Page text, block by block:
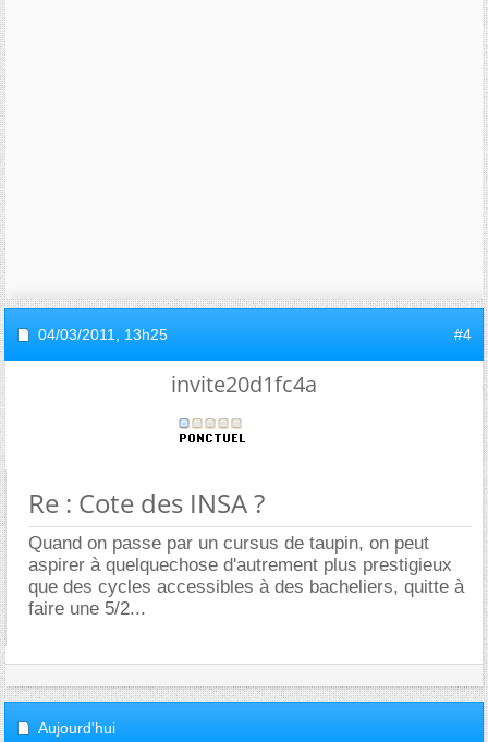
04/03/2011, 13h25 #4
invite20d1fc4a
Re : Cote des INSA ?
Quand on passe par un cursus de taupin, on peut
aspirer à quelquechose d'autrement plus prestigieux
que des cycles accessibles à des bacheliers, quitte à
faire une 5/2...
Aujourd'hui